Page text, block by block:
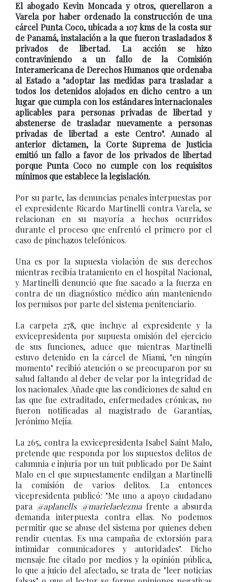
El abogado Kevin Moncada y otros, querellaron a
Varela por haber ordenado la construcción de una
cárcel Punta Coco, ubicada a 107 kms de la costa sur
de Panamá, instalación a la que fueron trasladados 8
privados de libertad. La acción se hizo
contraviniendo a un fallo de la Comisión
Interamericana de Derechos Humanos que ordenaba
al Estado a "adoptar las medidas para trasladar a
todos los detenidos alojados en dicho centro a un
lugar que cumpla con los estándares internacionales
aplicables para personas privadas de libertad y
abstenerse de trasladar nuevamente a personas
privadas de libertad a este Centro". Aunado al
anterior dictamen, la Corte Suprema de Justicia
emitió un fallo a favor de los privados de libertad
porque Punta Coco no cumple con los requisitos
mínimos que establece la legislación.
Por su parte, las denuncias penales interpuestas por
el expresidente Ricardo Martinelli contra Varela, se
relacionan en su mayoría a hechos ocurridos
durante el proceso que enfrentó el primero por el
caso de pinchazos telefónicos.
Una es por la supuesta violación de sus derechos
mientras recibía tratamiento en el hospital Nacional,
y Martinelli denunció que fue sacado a la fuerza en
contra de un diagnóstico médico aún manteniendo
los permisos por parte del sistema penitenciario.
La carpeta 278, que incluye al expresidente y la
exvicepresidenta por supuesta omisión del ejercicio
de sus funciones, aduce que mientras Martinelli
estuvo detenido en la cárcel de Miami, "en ningún
momento" recibió atención o se preocuparon por su
salud faltando al deber de velar por la integridad de
los nacionales. Añade que las condiciones de salud en
las que fue extraditado, enfermedades crónicas, no
fueron notificadas al magistrado de Garantías,
Jerónimo Mejía.
La 265, contra la exvicepresidenta Isabel Saint Malo,
pretende que responda por los supuestos delitos de
calumnia e injuria por un tuit publicado por De Saint
Malo en el que supuestamente endilgan a Martinelli
la comisión de varios delitos. La entonces
vicepresidenta publicó: "Me uno a apoyo ciudadano
para @aplanells @marielaelezma frente a absurda
demanda interpuesta contra ellas. No podemos
permitir que se abuse del sistema por quienes deben
rendir cuentas. Es una campaña de extorsión para
intimidar comunicadores y autoridades". Dicho
mensaje fue citado por medios y la opinión pública,
lo que a juicio del afectado, se trata de "leer noticias